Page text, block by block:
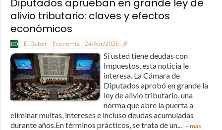
Diputados aprueban en grande ley de
alivio tributario: claves y efectos
económicos
El Deber Economía 24/Abr/2026
Si usted tiene deudas con
Impuestos, esta noticia le
interesa. La Cámara de
Diputados aprobó en grande la
ley de alivio tributario, una
norma que abre la puerta a
eliminar multas, intereses e incluso deudas acumuladas
durante años.En términos prácticos, se trata de un...
+ más